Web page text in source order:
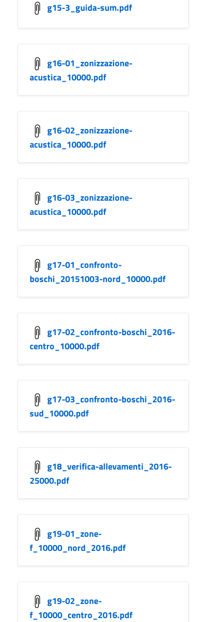
g15-3_guida-sum.pdf
g16-01_zonizzazione-
acustica_10000.pdf
g16-02_zonizzazione-
acustica_10000.pdf
g16-03_zonizzazione-
acustica_10000.pdf
g17-01_confronto-
boschi_20151003-nord_10000.pdf
g17-02_confronto-boschi_2016-
centro_10000.pdf
g17-03_confronto-boschi_2016-
sud_10000.pdf
g18_verifica-allevamenti_2016-
25000.pdf
g19-01_zone-
f_10000_nord_2016.pdf
g19-02_zone-
f_10000_centro_2016.pdf